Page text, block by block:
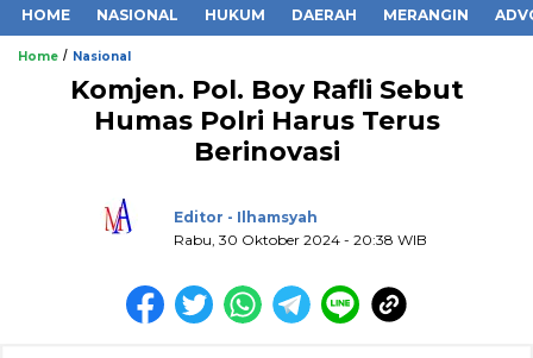
HOME NASIONAL HUKUM DAERAH MERANGIN
Home / Nasional
Komjen. Pol. Boy Rafli Sebut
Humas Polri Harus Terus
Berinovasi
Editor - Ilhamsyah
Rabu, 30 Oktober 2024 - 20:38 WIB